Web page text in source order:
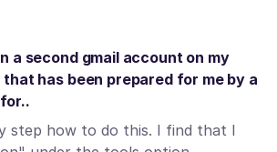
a second gmail account on my
has been prepared for me by a
step how to do this. I find that I